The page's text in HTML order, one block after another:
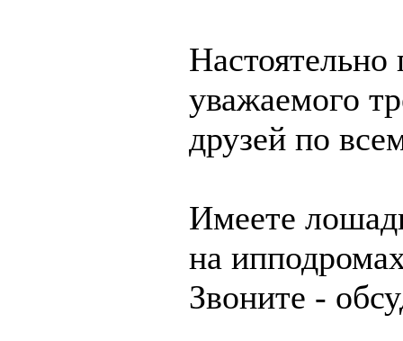
Настоятельно
уважаемого
друзей по
Имеете
на
Звоните -